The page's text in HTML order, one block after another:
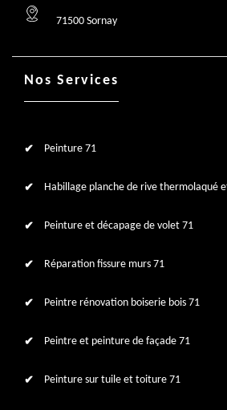
71500 Sornay
Nos Services
Peinture 71
Habillage planche de rive thermolaqué
Peinture et décapage de volet 71
Réparation fissure murs 71
Peintre rénovation boiserie bois 71
Peintre et peinture de façade 71
Peinture sur tuile et toiture 71